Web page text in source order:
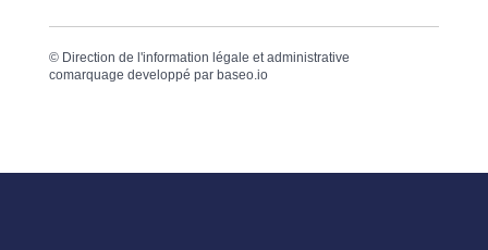
© Direction de l'information légale et administrative
comarquage developpé par baseo.io